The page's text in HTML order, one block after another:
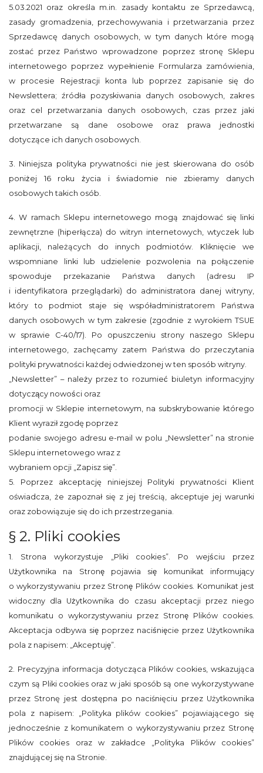
5.03.2021 oraz określa m.in. zasady kontaktu ze Sprzedawcą,
zasady gromadzenia, przechowywania i przetwarzania przez
Sprzedawcę danych osobowych, w tym danych które mogą
zostać przez Państwo wprowadzone poprzez stronę Sklepu
internetowego poprzez wypełnienie Formularza zamówienia,
w procesie Rejestracji konta lub poprzez zapisanie się do
Newslettera; źródła pozyskiwania danych osobowych, zakres
oraz cel przetwarzania danych osobowych, czas przez jaki
przetwarzane są dane osobowe oraz prawa jednostki
dotyczące ich danych osobowych.
3. Niniejsza polityka prywatności nie jest skierowana do osób
poniżej 16 roku życia i świadomie nie zbieramy danych
osobowych takich osób.
4. W ramach Sklepu internetowego mogą znajdować się linki
zewnętrzne (hiperłącza) do witryn internetowych, wtyczek lub
aplikacji, należących do innych podmiotów. Kliknięcie we
wspomniane linki lub udzielenie pozwolenia na połączenie
spowoduje przekazanie Państwa danych (adresu IP
i identyfikatora przeglądarki) do administratora danej witryny,
który to podmiot staje się współadministratorem Państwa
danych osobowych w tym zakresie (zgodnie z wyrokiem TSUE
w sprawie C-40/17). Po opuszczeniu strony naszego Sklepu
internetowego, zachęcamy zatem Państwa do przeczytania
polityki prywatności każdej odwiedzonej w ten sposób witryny.
„Newsletter” – należy przez to rozumieć biuletyn informacyjny
dotyczący nowości oraz
promocji w Sklepie internetowym, na subskrybowanie którego
Klient wyraził zgodę poprzez
podanie swojego adresu e-mail w polu „Newsletter” na stronie
Sklepu internetowego wraz z
wybraniem opcji „Zapisz się”.
5. Poprzez akceptację niniejszej Polityki prywatności Klient
oświadcza, że zapoznał się z jej treścią, akceptuje jej warunki
oraz zobowiązuje się do ich przestrzegania.
§ 2. Pliki cookies
1. Strona wykorzystuje „Pliki cookies”. Po wejściu przez
Użytkownika na Stronę pojawia się komunikat informujący
o wykorzystywaniu przez Stronę Plików cookies. Komunikat jest
widoczny dla Użytkownika do czasu akceptacji przez niego
komunikatu o wykorzystywaniu przez Stronę Plików cookies.
Akceptacja odbywa się poprzez naciśnięcie przez Użytkownika
pola z napisem: „Akceptuję”.
2. Precyzyjna informacja dotycząca Plików cookies, wskazująca
czym są Pliki cookies oraz w jaki sposób są one wykorzystywane
przez Stronę jest dostępna po naciśnięciu przez Użytkownika
pola z napisem: „Polityka plików cookies” pojawiającego się
jednocześnie z komunikatem o wykorzystywaniu przez Stronę
Plików cookies oraz w zakładce „Polityka Plików cookies”
znajdującej się na Stronie.